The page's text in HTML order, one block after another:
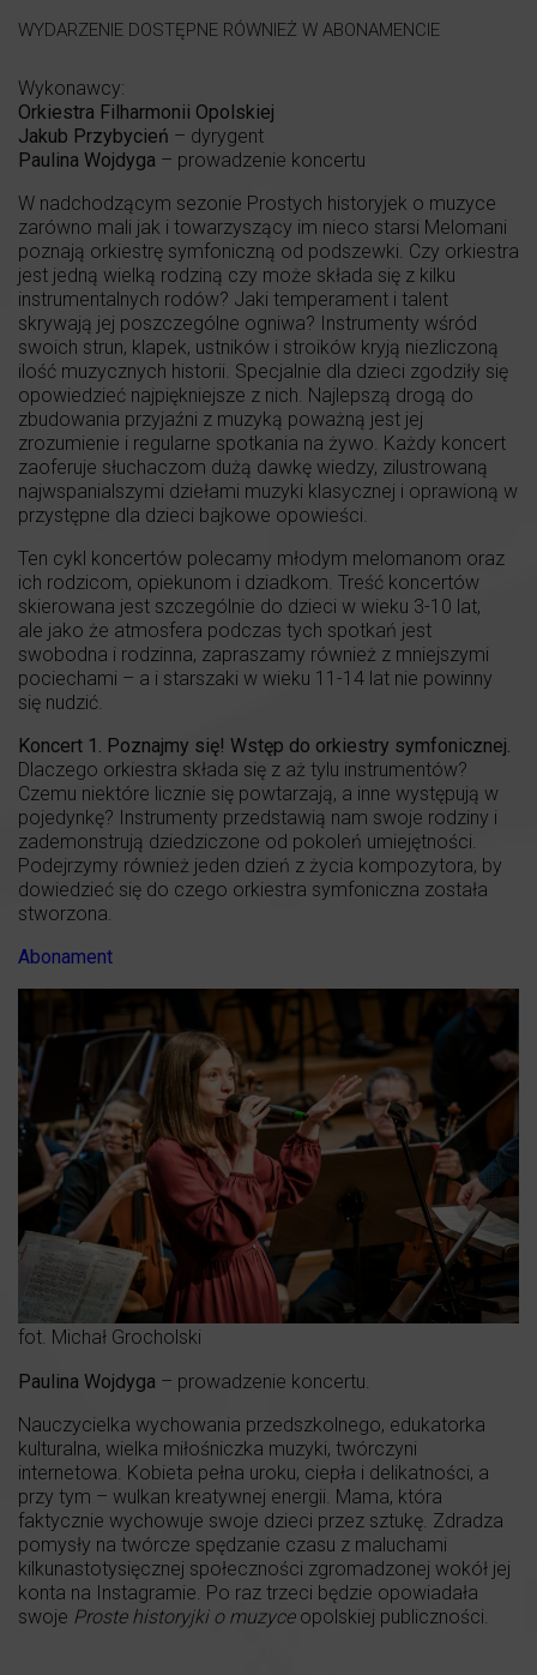
WYDARZENIE DOSTĘPNE RÓWNIEŻ W ABONAMENCIE
Wykonawcy:
Orkiestra Filharmonii Opolskiej
Jakub Przybycień – dyrygent
Paulina Wojdyga – prowadzenie koncertu
W nadchodzącym sezonie Prostych historyjek o muzyce
zarówno mali jak i towarzyszący im nieco starsi Melomani
poznają orkiestrę symfoniczną od podszewki. Czy orkiestra
jest jedną wielką rodziną czy może składa się z kilku
instrumentalnych rodów? Jaki temperament i talent
skrywają jej poszczególne ogniwa? Instrumenty wśród
swoich strun, klapek, ustników i stroików kryją niezliczoną
ilość muzycznych historii. Specjalnie dla dzieci zgodziły się
opowiedzieć najpiękniejsze z nich. Najlepszą drogą do
zbudowania przyjaźni z muzyką poważną jest jej
zrozumienie i regularne spotkania na żywo. Każdy koncert
zaoferuje słuchaczom dużą dawkę wiedzy, zilustrowaną
najwspanialszymi dziełami muzyki klasycznej i oprawioną w
przystępne dla dzieci bajkowe opowieści.
Ten cykl koncertów polecamy młodym melomanom oraz
ich rodzicom, opiekunom i dziadkom. Treść koncertów
skierowana jest szczególnie do dzieci w wieku 3-10 lat,
ale jako że atmosfera podczas tych spotkań jest
swobodna i rodzinna, zapraszamy również z mniejszymi
pociechami – a i starszaki w wieku 11-14 lat nie powinny
się nudzić.
Koncert 1. Poznajmy się! Wstęp do orkiestry symfonicznej.
Dlaczego orkiestra składa się z aż tylu instrumentów?
Czemu niektóre licznie się powtarzają, a inne występują w
pojedynkę? Instrumenty przedstawią nam swoje rodziny i
zademonstrują dziedziczone od pokoleń umiejętności.
Podejrzymy również jeden dzień z życia kompozytora, by
dowiedzieć się do czego orkiestra symfoniczna została
stworzona.
Abonament
fot. Michał Grocholski
Paulina Wojdyga – prowadzenie koncertu.
Nauczycielka wychowania przedszkolnego, edukatorka
kulturalna, wielka miłośniczka muzyki, twórczyni
internetowa. Kobieta pełna uroku, ciepła i delikatności, a
przy tym – wulkan kreatywnej energii. Mama, która
faktycznie wychowuje swoje dzieci przez sztukę. Zdradza
pomysły na twórcze spędzanie czasu z maluchami
kilkunastotysięcznej społeczności zgromadzonej wokół jej
konta na Instagramie. Po raz trzeci będzie opowiadała
swoje Proste historyjki o muzyceopolskiej publiczności.